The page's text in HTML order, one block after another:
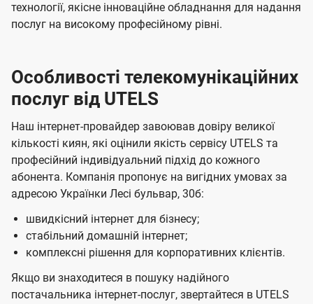
технології, якісне інноваційне обладнання для надання
послуг на високому професійному рівні.
Особливості телекомунікаційних
послуг від UTELS
Наш інтернет-провайдер завоював довіру великої
кількості киян, які оцінили якість сервісу UTELS та
професійний індивідуальний підхід до кожного
абонента. Компанія пропонує на вигідних умовах за
адресою Українки Лесі бульвар, 30б:
швидкісний інтернет для бізнесу;
стабільний домашній інтернет;
комплексні рішення для корпоративних клієнтів.
Якщо ви знаходитеся в пошуку надійного
постачальника інтернет-послуг, звертайтеся в UTELS